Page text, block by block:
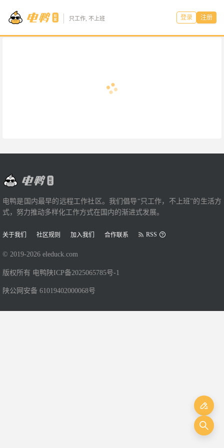
只工作, 不上班 登录 注册
电鸭是国内最早的远程工作社区。我们倡导“只工作，不上班”的生活方
式，努力推动多样化工作方式在国内的渐进式发展。
关于我们 社区规则 加入我们 合作联系 RSS
© 2019-2026 eleduck.com
版权所有 电鸭 陕ICP备2025065785号-1
陕公网安备 61019402000068号